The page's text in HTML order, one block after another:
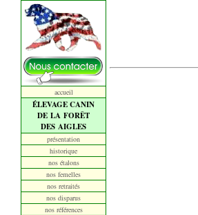
accueil
ÉLEVAGE CANIN
DE LA FORÊT
DES AIGLES
présentation
historique
nos étalons
nos femelles
nos retraités
nos disparus
nos références